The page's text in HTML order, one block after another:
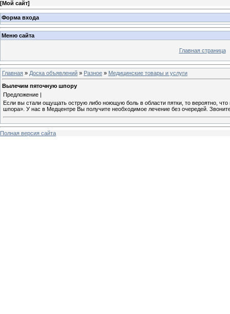
[Мой сайт]
Форма входа
Меню сайта
Главная страница
Главная » Доска объявлений » Разное » Медицинские товары и услуги
Вылечим пяточную шпору
Предложение |
Если вы стали ощущать острую либо ноющую боль в области пятки, то вероятно,
шпора». У нас в Медцентре Вы получите необходимое лечение без очередей.
Полная версия сайта